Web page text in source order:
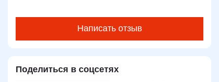
Написать отзыв
Поделиться в соцсетях